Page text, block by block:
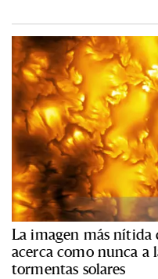
La imagen más nítida
acerca como nunca a
tormentas solares